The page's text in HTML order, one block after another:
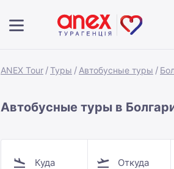
ANEX Tour Туры Автобусные туры
Автобусные туры в
Куда Откуда